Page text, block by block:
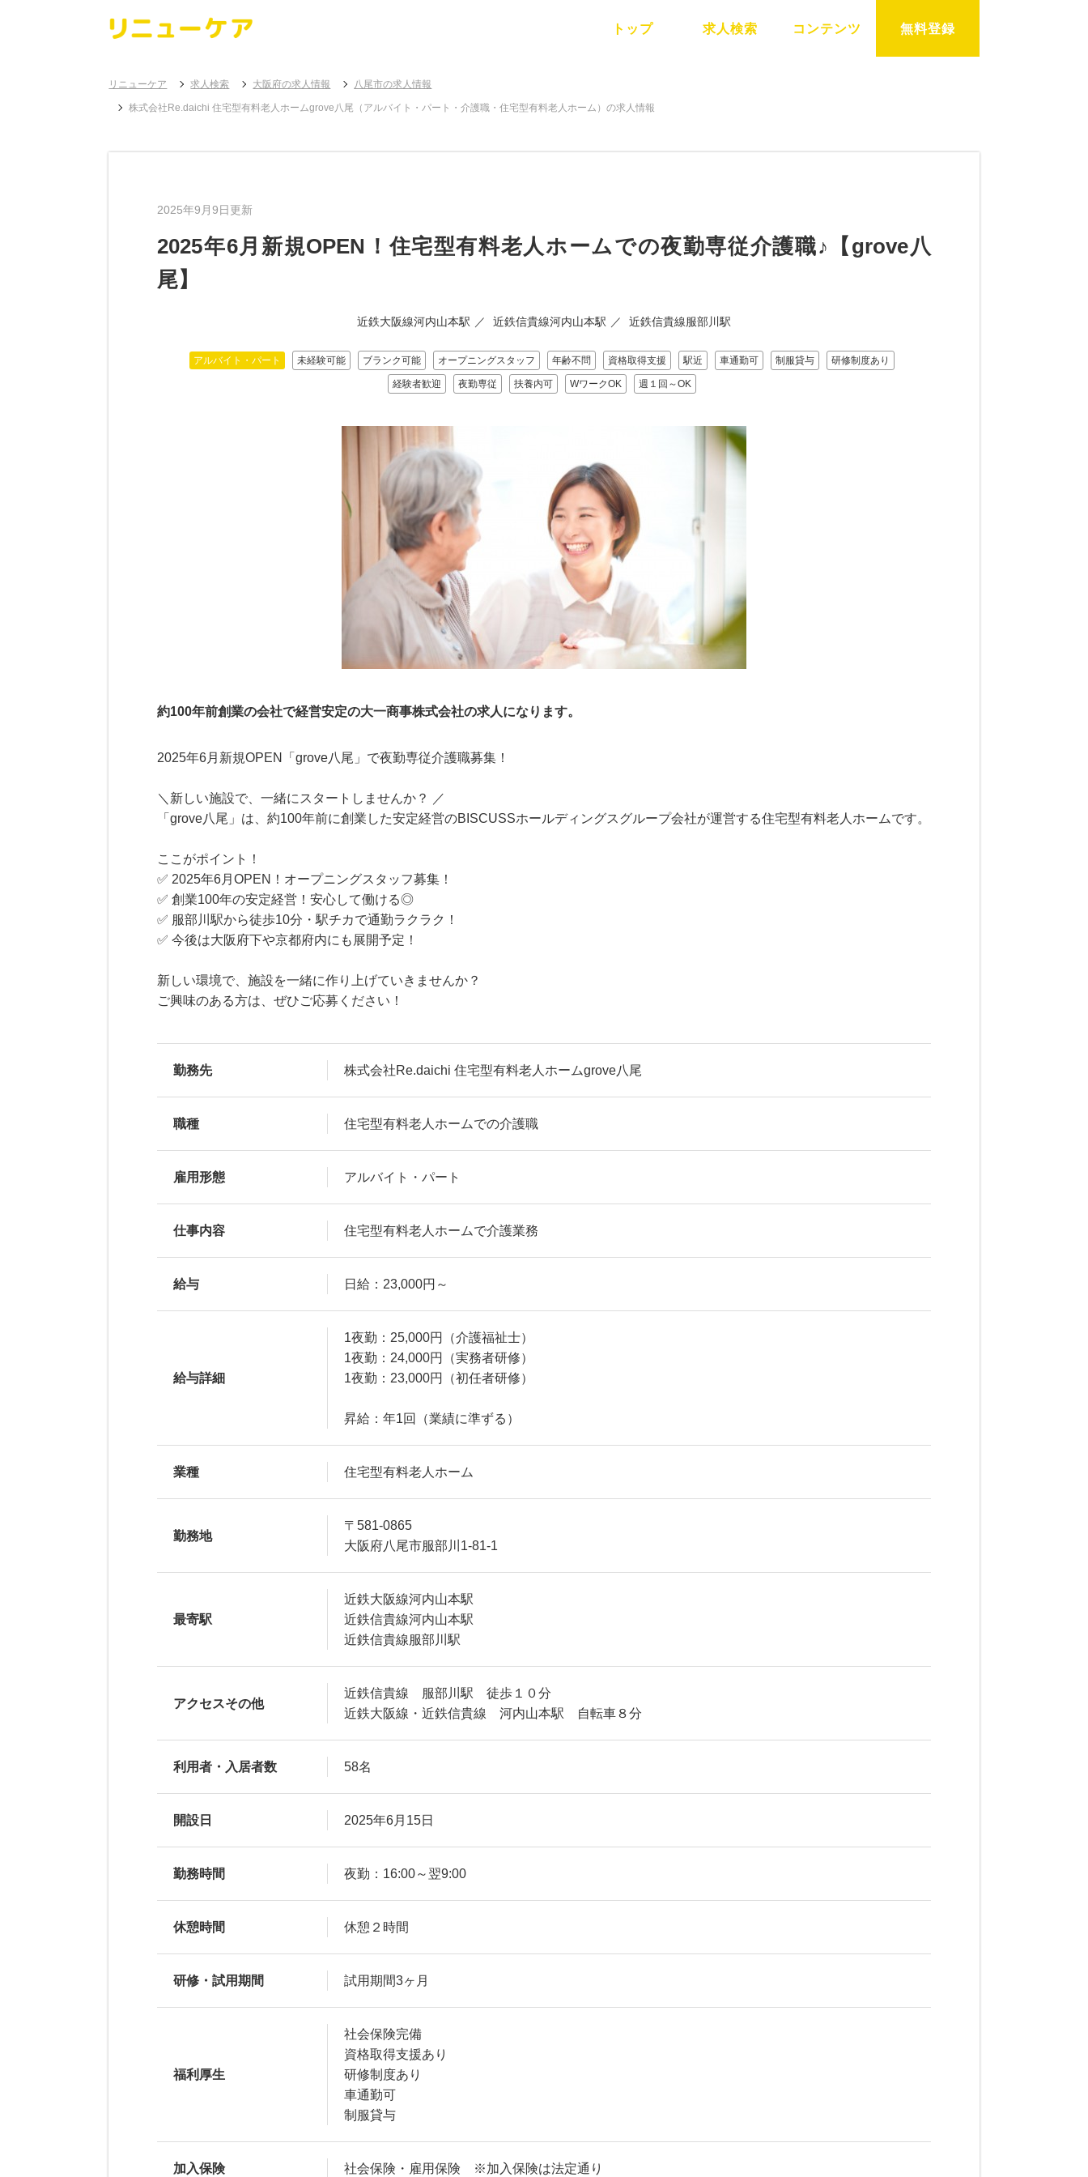
トップ 求人検索 コンテンツ 無料登録
リニューケア 求人検索 大阪府の求人情報 八尾市の求人情報
株式会社Re.daichi 住宅型有料老人ホームgrove八尾（アルバイト・パート・介護職・住宅型有料老人ホーム）の求人情報
2025年9月9日更新
2025年6月新規OPEN！住宅型有料老人ホームでの夜勤専従介護職♪【grove八
尾】
近鉄大阪線河内山本駅 近鉄信貴線河内山本駅 近鉄信貴線服部川駅
アルバイト・パート 未経験可能 ブランク可能 オープニングスタッフ 年齢不問 資格取得支援 駅近 車通勤可 制服貸与 研修制度あり
経験者歓迎 夜勤専従 扶養内可 WワークOK 週１回～OK
約100年前創業の会社で経営安定の大一商事株式会社の求人になります。
2025年6月新規OPEN「grove八尾」で夜勤専従介護職募集！
＼新しい施設で、一緒にスタートしませんか？ ／
「grove八尾」は、約100年前に創業した安定経営のBISCUSSホールディングスグループ会社が運営する住宅型有料老人ホームです。
ここがポイント！
✅ 2025年6月OPEN！オープニングスタッフ募集！
✅ 創業100年の安定経営！安心して働ける◎
✅ 服部川駅から徒歩10分・駅チカで通勤ラクラク！
✅ 今後は大阪府下や京都府内にも展開予定！
新しい環境で、施設を一緒に作り上げていきませんか？
ご興味のある方は、ぜひご応募ください！
勤務先 株式会社Re.daichi 住宅型有料老人ホームgrove八尾
職種 住宅型有料老人ホームでの介護職
雇用形態 アルバイト・パート
仕事内容 住宅型有料老人ホームで介護業務
給与 日給：23,000円～
給与詳細
1夜勤：25,000円（介護福祉士）
1夜勤：24,000円（実務者研修）
1夜勤：23,000円（初任者研修）
昇給：年1回（業績に準ずる）
業種 住宅型有料老人ホーム
勤務地
〒581-0865
大阪府八尾市服部川1-81-1
最寄駅
近鉄大阪線河内山本駅
近鉄信貴線河内山本駅
近鉄信貴線服部川駅
アクセスその他
近鉄信貴線 服部川駅 徒歩１０分
近鉄大阪線・近鉄信貴線 河内山本駅 自転車８分
利用者・入居者数 58名
開設日 2025年6月15日
勤務時間 夜勤：16:00～翌9:00
休憩時間 休憩２時間
研修・試用期間 試用期間3ヶ月
福利厚生
社会保険完備
資格取得支援あり
研修制度あり
車通勤可
制服貸与
加入保険 社会保険・雇用保険 ※加入保険は法定通り